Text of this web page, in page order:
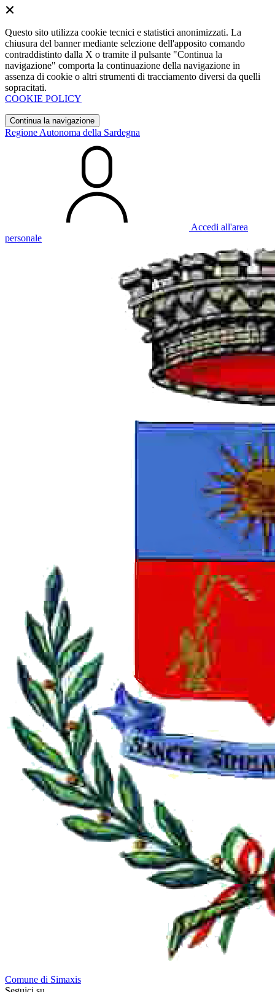
Questo sito utilizza cookie tecnici e statistici anonimizzati. La
chiusura del banner mediante selezione dell'apposito comando
contraddistinto dalla X o tramite il pulsante "Continua la
navigazione" comporta la continuazione della navigazione in
assenza di cookie o altri strumenti di tracciamento diversi da quelli
sopracitati.
COOKIE POLICY
Continua la navigazione
Regione Autonoma della Sardegna
Accedi all'area
personale
Comune di Simaxis